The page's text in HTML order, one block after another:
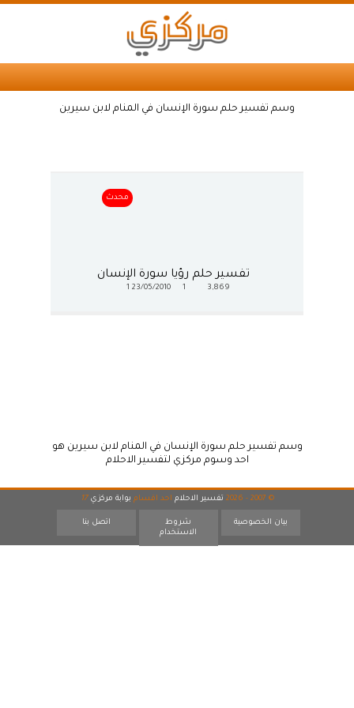
وسم تفسير حلم سورة الإنسان في المنام لابن سيرين
محدث
تفسير حلم رؤيا سورة الإنسان
3,869
23/05/2010
1
وسم تفسير حلم سورة الإنسان في المنام لابن سيرين هو
احد وسوم مركزي لتفسير الاحلام
© 2007 - 2026 تفسير الاحلام احد اقسام بوابة مركزي 17
بيان الخصوصية
شروط
الاستخدام
اتصل بنا